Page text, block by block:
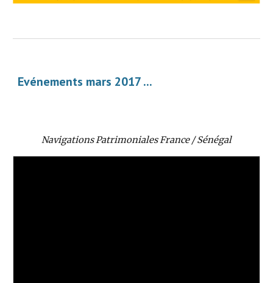
Evénements mars 2017 ...
Navigations Patrimoniales France / Sénégal